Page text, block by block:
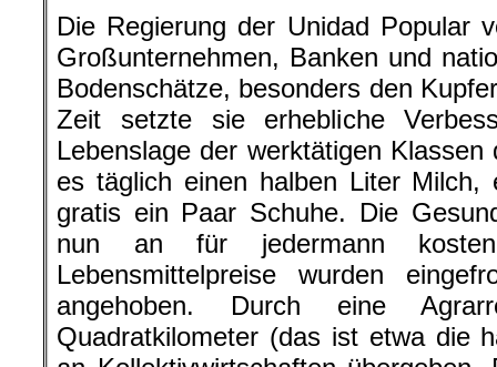
Die Regierung der Unidad Popular
Großunternehmen, Banken und
Bodenschätze, besonders den
Zeit setzte sie erhebliche
Lebenslage der werktätigen
es täglich einen halben Liter Milch,
gratis ein Paar Schuhe. Die
nun an für jedermann
Lebensmittelpreise wurden
angehoben. Durch eine
Quadratkilometer (das ist etwa die